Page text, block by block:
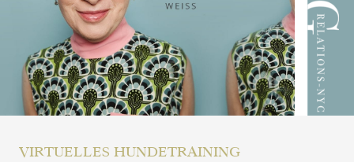
VIRTUELLES HUNDETRAINING